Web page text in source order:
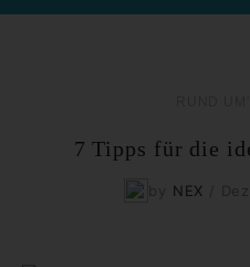
7 Tipps für die
NEX